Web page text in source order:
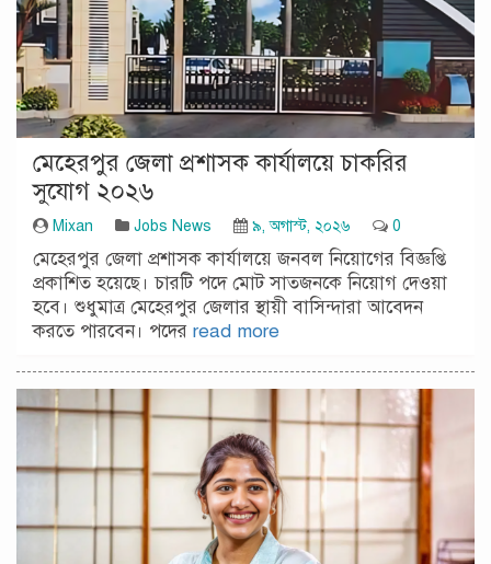
মেহেরপুর জেলা প্রশাসক কার্যালয়ে চাকরির
সুযোগ ২০২৬
Mixan Jobs News ৯, অগাস্ট, ২০২৬ 0
মেহেরপুর জেলা প্রশাসক কার্যালয়ে জনবল নিয়োগের বিজ্ঞপ্তি
প্রকাশিত হয়েছে। চারটি পদে মোট সাতজনকে নিয়োগ দেওয়া
হবে। শুধুমাত্র মেহেরপুর জেলার স্থায়ী বাসিন্দারা আবেদন
করতে পারবেন। পদের read more